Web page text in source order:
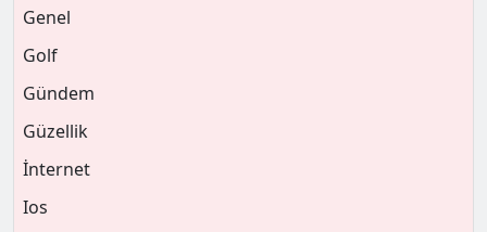
Genel
Golf
Gündem
Güzellik
İnternet
Ios